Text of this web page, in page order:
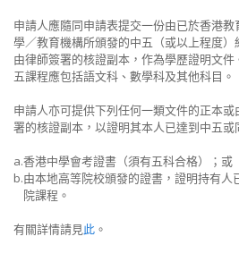
申請人應隨同申請表提交一份由已於香港教
學／教育機構所頒發的中五（或以上程度
由律師簽署的核證副本，作為學歷證明文件
五課程應包括語文科、數學科及其他科目。
申請人亦可提供下列任何一類文件的正本
署的核證副本，以證明其本人已達到中五或
a.香港中學會考證書（須有五科合格）；或
b.由本地高等院校頒發的證書，證明持有人
院課程。
有關詳情請見此 。